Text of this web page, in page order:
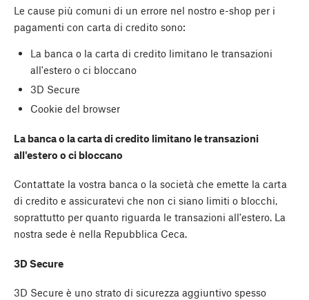
Le cause più comuni di un errore nel nostro e-shop per i
pagamenti con carta di credito sono:
La banca o la carta di credito limitano le transazioni
all'estero o ci bloccano
3D Secure
Cookie del browser
La banca o la carta di credito limitano le transazioni
all'estero o ci bloccano
Contattate la vostra banca o la società che emette la carta
di credito e assicuratevi che non ci siano limiti o blocchi,
soprattutto per quanto riguarda le transazioni all'estero. La
nostra sede è nella Repubblica Ceca.
3D Secure
3D Secure è uno strato di sicurezza aggiuntivo spesso